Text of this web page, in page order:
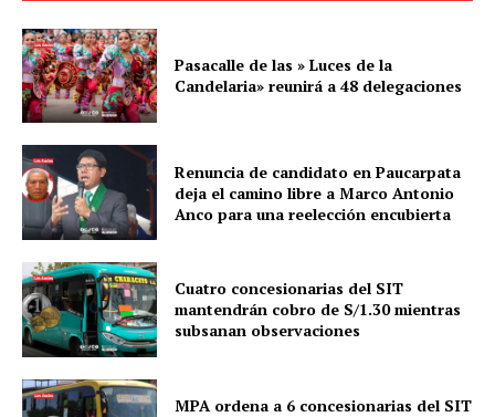
Diario los Andes
Pasacalle de las » Luces de la
Candelaria» reunirá a 48 delegaciones
Renuncia de candidato en Paucarpata
deja el camino libre a Marco Antonio
Anco para una reelección encubierta
Cuatro concesionarias del SIT
mantendrán cobro de S/1.30 mientras
subsanan observaciones
MPA ordena a 6 concesionarias del SIT